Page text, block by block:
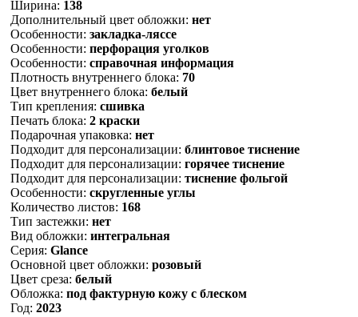
Ширина: 138
Дополнительный цвет обложки: нет
Особенности: закладка-ляссе
Особенности: перфорация уголков
Особенности: справочная информация
Плотность внутреннего блока: 70
Цвет внутреннего блока: белый
Тип крепления: сшивка
Печать блока: 2 краски
Подарочная упаковка: нет
Подходит для персонализации: блинтовое тиснение
Подходит для персонализации: горячее тиснение
Подходит для персонализации: тиснение фольгой
Особенности: скругленные углы
Количество листов: 168
Тип застежки: нет
Вид обложки: интегральная
Серия: Glance
Основной цвет обложки: розовый
Цвет среза: белый
Обложка: под фактурную кожу с блеском
Год: 2023